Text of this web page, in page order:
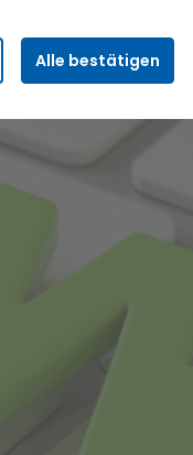
von
für den
werden. Darunter fällt
einem erneuten
unserer Dienste
unsere Dienste und
verwenden wir
oder
unserer Seiten
Suchergebnisse,
temporär
Besuch der
Alle bestätigen